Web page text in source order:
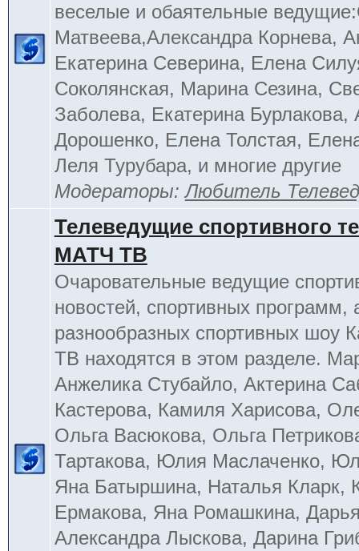
веселые и обаятельные
Матвеева,Александра Корнева,
Екатерина Северина, Елена
Соколянская, Марина Сезина,
Заболева, Екатерина Бурлакова,
Дорошенко, Елена Толстая,
Леля Турубара, и многие другие
Модераторы:Любитель
Телеведущие спортивного
МАТЧ ТВ
Очаровательные ведущие
новостей, спортивных программ,
разнообразных спортивных шоу
ТВ находятся в этом разделе.
Анжелика Стубайло, Актерина
Кастерова, Камиля Харисова,
Ольга Васюкова, Ольга
Тартакова, Юлия Маслаченко,
Яна Батыршина, Наталья Кларк,
Ермакова, Яна Ромашкина,
Александра Лыскова, Дарина